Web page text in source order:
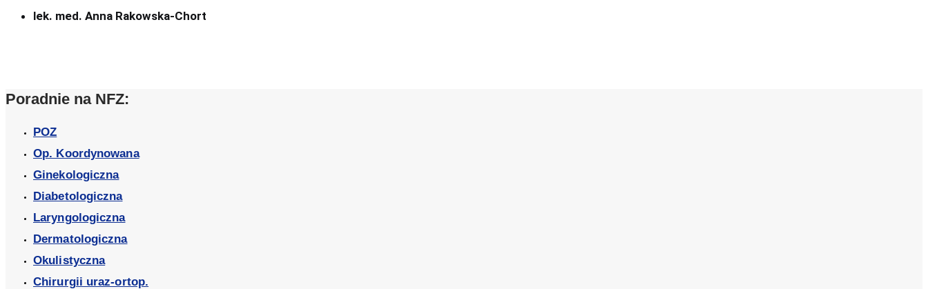
lek. med. Anna Rakowska-Chort
Poradnie na NFZ:
POZ
Op. Koordynowana
Ginekologiczna
Diabetologiczna
Laryngologiczna
Dermatologiczna
Okulistyczna
Chirurgii uraz-ortop.